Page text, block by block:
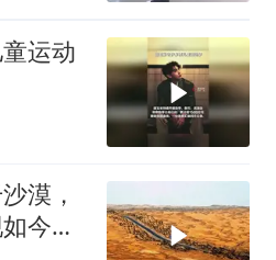
运动
漠，
今成